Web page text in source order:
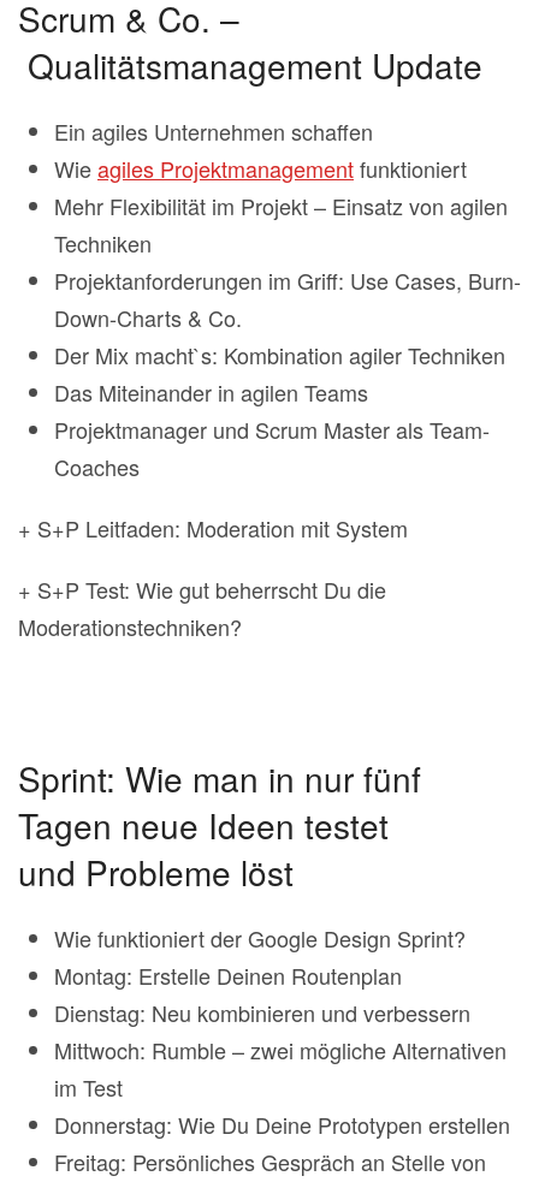
Scrum & Co. –
Qualitätsmanagement Update
Ein agiles Unternehmen schaffen
Wieagiles Projektmanagementfunktioniert
Mehr Flexibilität im Projekt – Einsatz von agilen
Techniken
Projektanforderungen im Griff: Use Cases, Burn-
Down-Charts & Co.
Der Mix macht`s: Kombination agiler Techniken
Das Miteinander in agilen Teams
Projektmanager und Scrum Master als Team-
Coaches
+ S+P Leitfaden: Moderation mit System
+ S+P Test: Wie gut beherrscht Du die
Moderationstechniken?
Sprint: Wie man in nur fünf
Tagen neue Ideen testet
und Probleme löst
Wie funktioniert der Google Design Sprint?
Montag: Erstelle Deinen Routenplan
Dienstag: Neu kombinieren und verbessern
Mittwoch: Rumble – zwei mögliche Alternativen
im Test
Donnerstag: Wie Du Deine Prototypen erstellen
Freitag: Persönliches Gespräch an Stelle von